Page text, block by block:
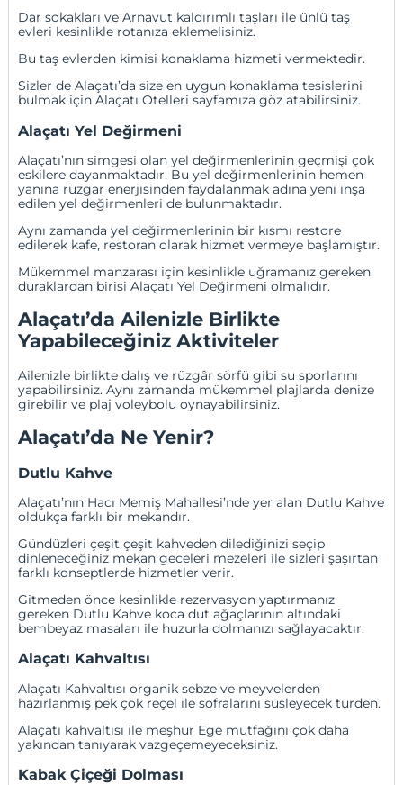
Dar sokakları ve Arnavut kaldırımlı taşları ile ünlü taş
evleri kesinlikle rotanıza eklemelisiniz.
Bu taş evlerden kimisi konaklama hizmeti vermektedir.
Sizler de Alaçatı’da size en uygun konaklama tesislerini
bulmak için Alaçatı Otelleri sayfamıza göz atabilirsiniz.
Alaçatı Yel Değirmeni
Alaçatı’nın simgesi olan yel değirmenlerinin geçmişi çok
eskilere dayanmaktadır. Bu yel değirmenlerinin hemen
yanına rüzgar enerjisinden faydalanmak adına yeni inşa
edilen yel değirmenleri de bulunmaktadır.
Aynı zamanda yel değirmenlerinin bir kısmı restore
edilerek kafe, restoran olarak hizmet vermeye başlamıştır.
Mükemmel manzarası için kesinlikle uğramanız gereken
duraklardan birisi Alaçatı Yel Değirmeni olmalıdır.
Alaçatı’da Ailenizle Birlikte
Yapabileceğiniz Aktiviteler
Ailenizle birlikte dalış ve rüzgâr sörfü gibi su sporlarını
yapabilirsiniz. Aynı zamanda mükemmel plajlarda denize
girebilir ve plaj voleybolu oynayabilirsiniz.
Alaçatı’da Ne Yenir?
Dutlu Kahve
Alaçatı’nın Hacı Memiş Mahallesi’nde yer alan Dutlu Kahve
oldukça farklı bir mekandır.
Gündüzleri çeşit çeşit kahveden dilediğinizi seçip
dinleneceğiniz mekan geceleri mezeleri ile sizleri şaşırtan
farklı konseptlerde hizmetler verir.
Gitmeden önce kesinlikle rezervasyon yaptırmanız
gereken Dutlu Kahve koca dut ağaçlarının altındaki
bembeyaz masaları ile huzurla dolmanızı sağlayacaktır.
Alaçatı Kahvaltısı
Alaçatı Kahvaltısı organik sebze ve meyvelerden
hazırlanmış pek çok reçel ile sofralarını süsleyecek türden.
Alaçatı kahvaltısı ile meşhur Ege mutfağını çok daha
yakından tanıyarak vazgeçemeyeceksiniz.
Kabak Çiçeği Dolması